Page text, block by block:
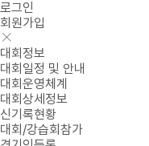
로그인
회원가입
대회정보
대회일정 및 안내
대회운영체계
대회상세정보
신기록현황
대회/강습회참가